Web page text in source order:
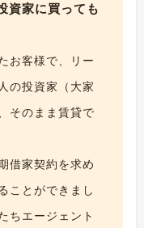
資家に買っても
お客様で、リー
の投資家（大家
そのまま賃貸で
借家契約を求め
ことができまし
ちエージェント